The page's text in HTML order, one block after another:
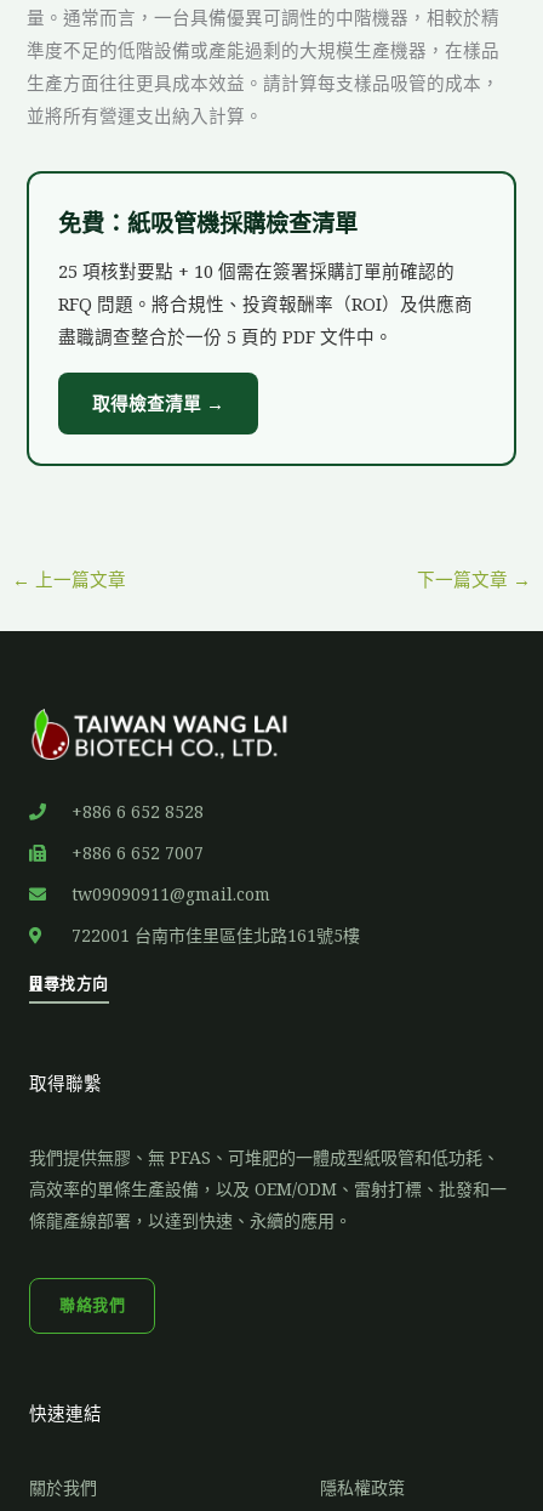
量。通常而言，一台具備優異可調性的中階機器，相較於精
準度不足的低階設備或產能過剩的大規模生產機器，在樣品
生產方面往往更具成本效益。請計算每支樣品吸管的成本，
並將所有營運支出納入計算。
免費：紙吸管機採購檢查清單
25 項核對要點 + 10 個需在簽署採購訂單前確認的
RFQ 問題。將合規性、投資報酬率（ROI）及供應商
盡職調查整合於一份 5 頁的 PDF 文件中。
取得檢查清單 →
← 上一篇文章 下一篇文章 →
+886 6 652 8528
+886 6 652 7007
tw09090911@gmail.com
722001 台南市佳里區佳北路161號5樓
尋找方向
取得聯繫
我們提供無膠、無 PFAS、可堆肥的一體成型紙吸管和低功耗、
高效率的單條生產設備，以及 OEM/ODM、雷射打標、批發和一
條龍產線部署，以達到快速、永續的應用。
聯絡我們
快速連結
關於我們 隱私權政策